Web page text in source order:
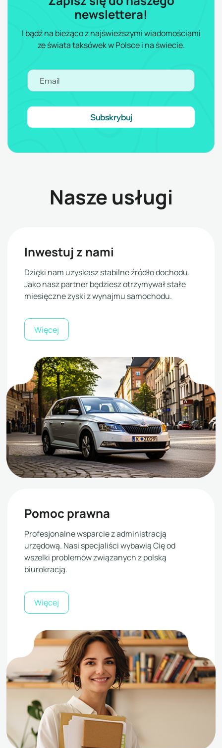
newslettera!
I bądź na bieżąco z najświeższymi wiadomościami
ze świata taksówek w Polsce i na świecie.
Nasze usługi
Inwestuj z nami
Dzięki nam uzyskasz stabilne źródło dochodu.
Jako nasz partner będziesz otrzymywał stałe
miesięczne zyski z wynajmu samochodu.
Więcej
Pomoc prawna
Profesjonalne wsparcie z administracją
urzędową. Nasi specjaliści wybawią Cię od
wszelki problemów związanych z polską
biurokracją.
Więcej